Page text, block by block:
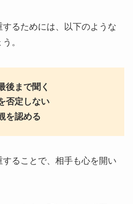
るためには、以下のような
。
後まで聞く
否定しない
を認める
ることで、相手も心を開い